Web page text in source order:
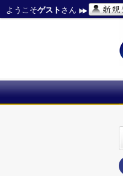
ようこそゲスト さん